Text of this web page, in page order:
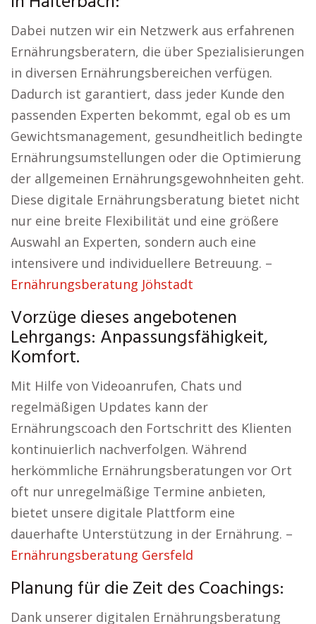
Dabei nutzen wir ein Netzwerk aus erfahrenen
Ernährungsberatern, die über Spezialisierungen
in diversen Ernährungsbereichen verfügen.
Dadurch ist garantiert, dass jeder Kunde den
passenden Experten bekommt, egal ob es um
Gewichtsmanagement, gesundheitlich bedingte
Ernährungsumstellungen oder die Optimierung
der allgemeinen Ernährungsgewohnheiten geht.
Diese digitale Ernährungsberatung bietet nicht
nur eine breite Flexibilität und eine größere
Auswahl an Experten, sondern auch eine
intensivere und individuellere Betreuung. –
Ernährungsberatung Jöhstadt
Vorzüge dieses angebotenen
Lehrgangs: Anpassungsfähigkeit,
Komfort.
Mit Hilfe von Videoanrufen, Chats und
regelmäßigen Updates kann der
Ernährungscoach den Fortschritt des Klienten
kontinuierlich nachverfolgen. Während
herkömmliche Ernährungsberatungen vor Ort
oft nur unregelmäßige Termine anbieten,
bietet unsere digitale Plattform eine
dauerhafte Unterstützung in der Ernährung. –
Ernährungsberatung Gersfeld
Planung für die Zeit des Coachings:
Dank unserer digitalen Ernährungsberatung